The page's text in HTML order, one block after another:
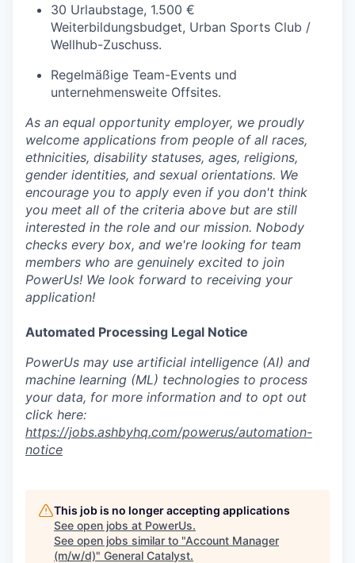
30 Urlaubstage, 1.500 €
Weiterbildungsbudget, Urban Sports Club /
Wellhub-Zuschuss.
Regelmäßige Team-Events und
unternehmensweite Offsites.
As an equal opportunity employer, we proudly
welcome applications from people of all races,
ethnicities, disability statuses, ages, religions,
gender identities, and sexual orientations. We
encourage you to apply even if you don't think
you meet all of the criteria above but are still
interested in the role and our mission. Nobody
checks every box, and we're looking for team
members who are genuinely excited to join
PowerUs! We look forward to receiving your
application!
Automated Processing Legal Notice
PowerUs may use artificial intelligence (AI) and
machine learning (ML) technologies to process
your data, for more information and to opt out
click here:
https://jobs.ashbyhq.com/powerus/automation-
notice
This job is no longer accepting applications
See open jobs at PowerUs.
See open jobs similar to "Account Manager
(m/w/d)" General Catalyst.